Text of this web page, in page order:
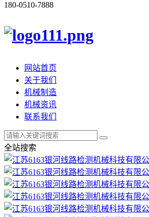
180-0510-7888
网站首页
关于我们
机械制造
机械资讯
联系我们
全站搜索